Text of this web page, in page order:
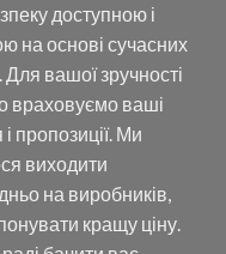
доступною і
на основі сучасних
Для вашої зручності
враховуємо ваші
пропозиції. Ми
виходити
на виробників,
кращу ціну.